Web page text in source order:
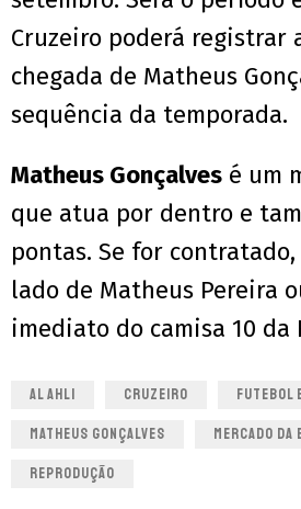
Cruzeiro poderá registrar
chegada de Matheus
sequência da temporada.
Matheus Gonçalves é um
que atua por dentro e
pontas. Se for
lado de Matheus Pereira
imediato do camisa 10 da
AL AHLI CRUZEIRO FUTEBOL
MATHEUS GONÇALVES MERCADO DA
REPRODUÇÃO